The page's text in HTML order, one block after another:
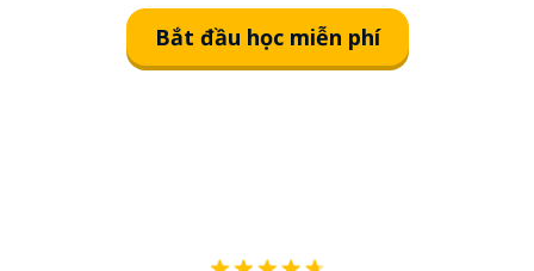
Bắt đầu học miễn phí